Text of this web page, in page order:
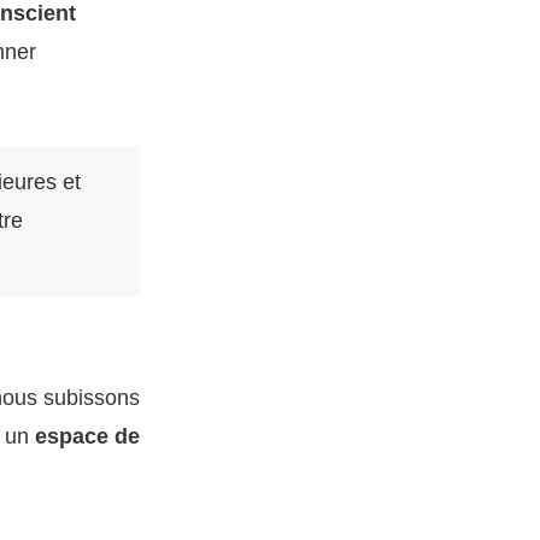
et
subissons
espace de